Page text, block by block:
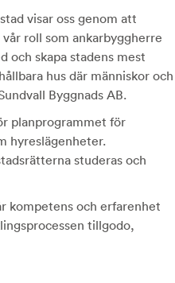
visar oss genom att
roll som ankarbyggherre
och skapa stadens mest
hus där människor och
Byggnads AB.
planprogrammet för
hyreslägenheter.
studeras och
kompetens och erfarenhet
tillgodo,